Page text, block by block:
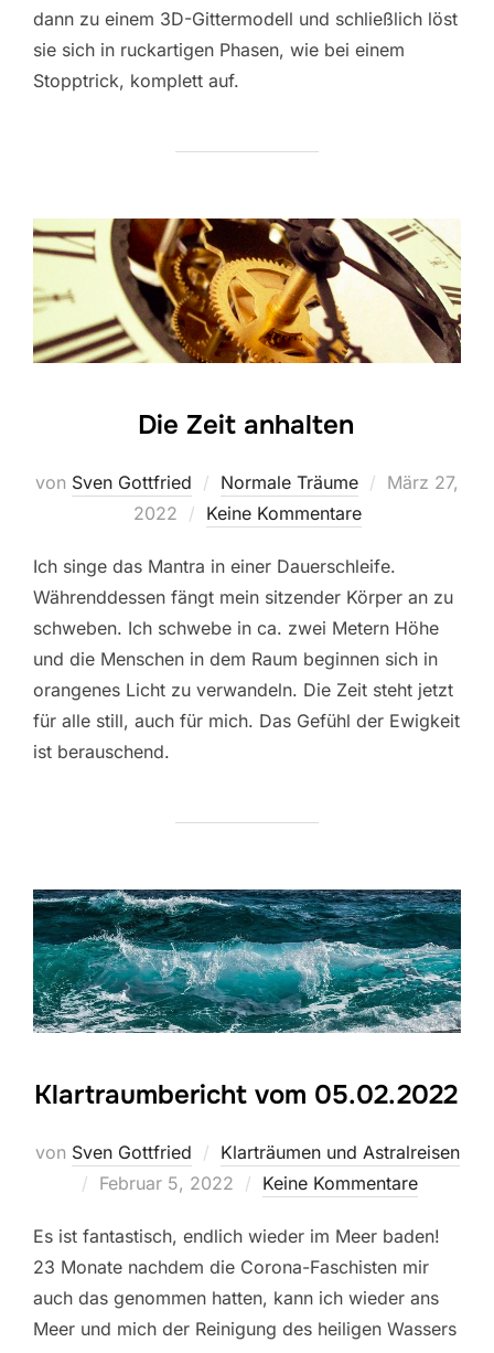
dann zu einem 3D-Gittermodell und schließlich löst
sie sich in ruckartigen Phasen, wie bei einem
Stopptrick, komplett auf.
Die Zeit anhalten
von Sven Gottfried Normale Träume
März 27,
2022
Keine Kommentare
Ich singe das Mantra in einer Dauerschleife.
Währenddessen fängt mein sitzender Körper an zu
schweben. Ich schwebe in ca. zwei Metern Höhe
und die Menschen in dem Raum beginnen sich in
orangenes Licht zu verwandeln. Die Zeit steht jetzt
für alle still, auch für mich. Das Gefühl der Ewigkeit
ist berauschend.
Klartraumbericht vom 05.02.2022
von Sven Gottfried
Klarträumen und Astralreisen
Veröffentlicht
Februar 5, 2022 Keine Kommentare
Es ist fantastisch, endlich wieder im Meer baden!
23 Monate nachdem die Corona-Faschisten mir
auch das genommen hatten, kann ich wieder ans
Meer und mich der Reinigung des heiligen Wassers